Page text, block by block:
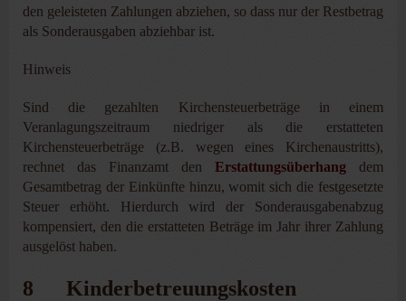
den geleisteten Zahlungen abziehen, so dass nur der Restbetrag
als Sonderausgaben abziehbar ist.
Hinweis
Sind die gezahlten Kirchensteuerbeträge in einem
Veranlagungszeitraum niedriger als die erstatteten
Kirchensteuerbeträge (z.B. wegen eines Kirchenaustritts),
rechnet das Finanzamt den Erstattungsüberhang dem
Gesamtbetrag der Einkünfte hinzu, womit sich die festgesetzte
Steuer erhöht. Hierdurch wird der Sonderausgabenabzug
kompensiert, den die erstatteten Beträge im Jahr ihrer Zahlung
ausgelöst haben.
8 Kinderbetreuungskosten